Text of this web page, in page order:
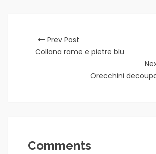
Prev Post
Collana rame e pietre blu
Orecchini
Comments